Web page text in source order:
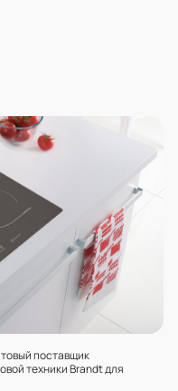
поставщик
техники Brandt для